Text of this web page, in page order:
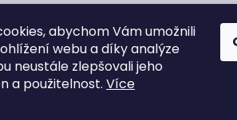
abychom Vám umožnili
webu a díky analýze
neustále zlepšovali jeho
a použitelnost. Více
Mapa
Kurz
O nás